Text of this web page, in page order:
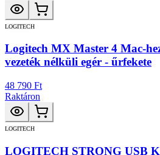
LOGITECH
Logitech MX Master 4 Mac-
vezeték nélküli egér - űrfekete
48 790 Ft
Raktáron
LOGITECH
LOGITECH STRONG USB